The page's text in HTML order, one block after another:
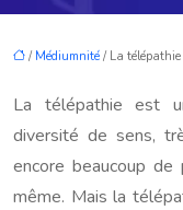
/ Médiumnité / La télépathie
La télépathie est
diversité de sens,
encore beaucoup
même. Mais la